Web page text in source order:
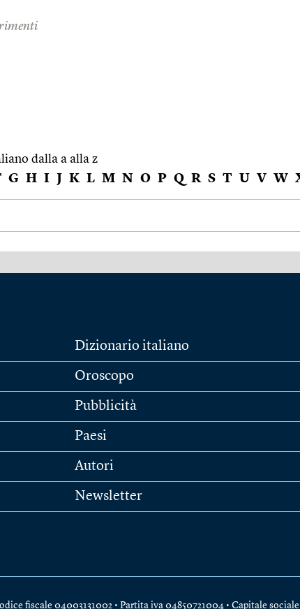
dalla a alla z
G H I J K L M N O P Q R S T U V W
Dizionario italiano
Oroscopo
Pubblicità
Paesi
Autori
Newsletter
fiscale 04003131002 • Partita iva 04850721004 • Capitale